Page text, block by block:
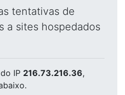
tentativas de
a sites hospedados
do IP 216.73.216.36,